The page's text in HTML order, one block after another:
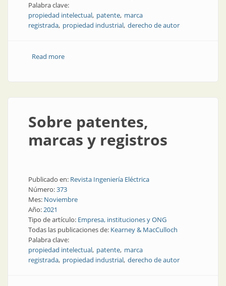
Palabra clave:
propiedad intelectual patente marca
registrada propiedad industrial derecho de autor
Read moreabout Cómo y con quién registrar y patentar
Sobre patentes,
marcas y registros
Publicado en: Revista Ingeniería Eléctrica
Número:373
Mes: Noviembre
Año:2021
Tipo de artículo: Empresa, instituciones y ONG
Todas las publicaciones de: Kearney & MacCulloch
Palabra clave:
propiedad intelectual patente marca
registrada propiedad industrial derecho de autor